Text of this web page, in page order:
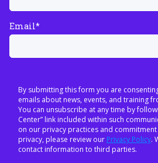
Email*
By submitting this form you are
emails about news, events, and training
You can unsubscribe at any time by
Center” link included within such
on our privacy practices and
privacy, please review our Privacy Policy.
contact information to third parties.